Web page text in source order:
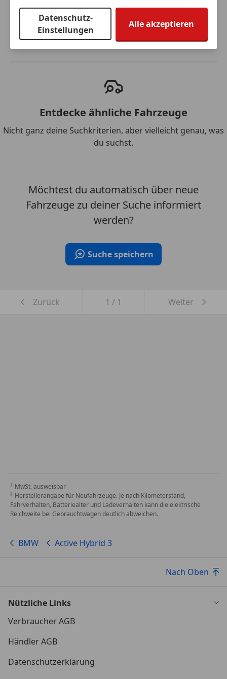
Suche speichern
Entdecke ähnliche Fahrzeuge
Nicht ganz deine Suchkriterien, aber vielleicht genau, was
du suchst.
Möchtest du automatisch über neue
Fahrzeuge zu deiner Suche informiert
werden?
Suche speichern
Zurück 1 / 1 Weiter
MwSt. ausweisbar
Herstellerangabe für Neufahrzeuge. Je nach Kilometerstand,
Fahrverhalten, Batteriealter und Ladeverhalten kann die elektrische
Reichweite bei Gebrauchtwagen deutlich abweichen.
BMW Active Hybrid 3
Nach Oben
Nützliche Links
Verbraucher AGB
Händler AGB
Datenschutzerklärung
Datenschutz-
Einstellungen
Alle akzeptieren